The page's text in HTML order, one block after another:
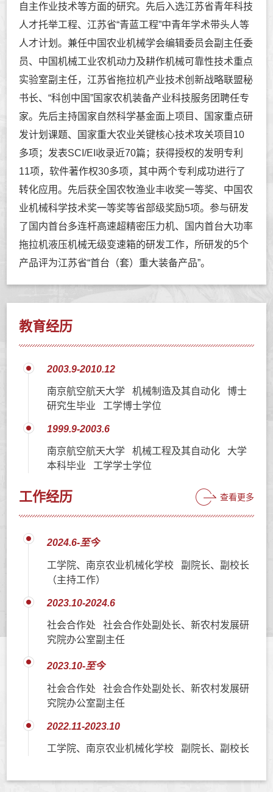
自主作业技术等方面的研究。先后入选江苏省青年科技
人才托举工程、江苏省“青蓝工程”中青年学术带头人等
人才计划。兼任中国农业机械学会编辑委员会副主任委
员、中国机械工业农机动力及耕作机械可靠性技术重点
实验室副主任，江苏省拖拉机产业技术创新战略联盟秘
书长、“科创中国”国家农机装备产业科技服务团聘任专
家。先后主持国家自然科学基金面上项目、国家重点研
发计划课题、国家重大农业关键核心技术攻关项目10
多项；发表SCI/EI收录近70篇；获得授权的发明专利
11项，软件著作权30多项，其中两个专利成功进行了
转化应用。先后获全国农牧渔业丰收奖一等奖、中国农
业机械科学技术奖一等奖等省部级奖励5项。参与研发
了国内首台多连杆高速超精密压力机、国内首台大功率
拖拉机液压机械无级变速箱的研发工作，所研发的5个
产品评为江苏省“首台（套）重大装备产品”。
教育经历
2003.9-2010.12
南京航空航天大学 机械制造及其自动化 博士
研究生毕业 工学博士学位
1999.9-2003.6
南京航空航天大学 机械工程及其自动化 大学
本科毕业 工学学士学位
工作经历 查看更多
2024.6-至今
工学院、南京农业机械化学校 副院长、副校长
（主持工作）
2023.10-2024.6
社会合作处 社会合作处副处长、新农村发展研
究院办公室副主任
2023.10-至今
社会合作处 社会合作处副处长、新农村发展研
究院办公室副主任
2022.11-2023.10
工学院、南京农业机械化学校 副院长、副校长